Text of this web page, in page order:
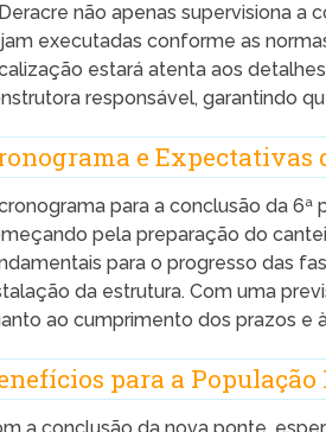
não apenas supervisiona a
executadas conforme as
estará atenta aos
responsável, garantindo
e Expectativas
para a conclusão da
pela preparação do
para o progresso das
da estrutura. Com uma
ao cumprimento dos prazos e
para a População